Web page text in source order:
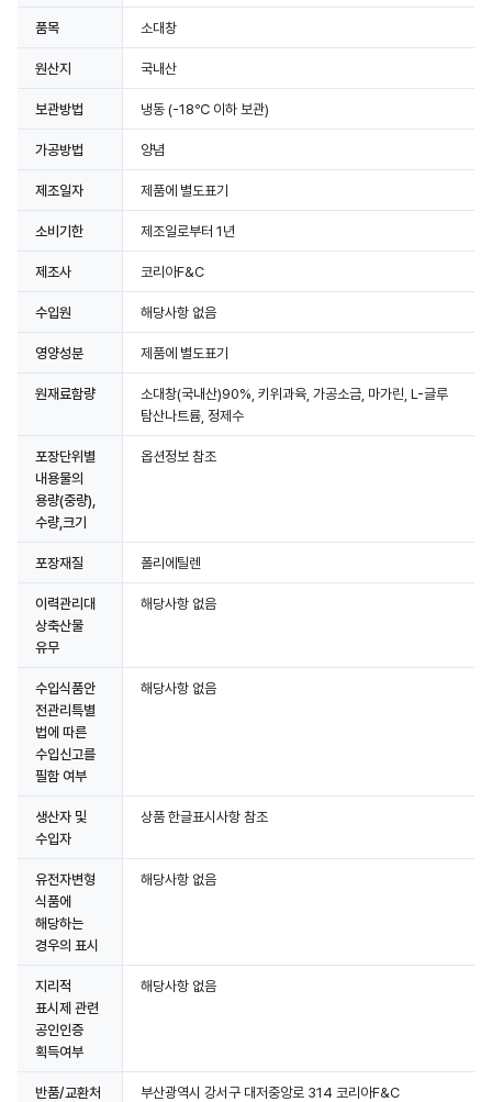
품목 소대창
원산지 국내산
보관방법 냉동 (-18℃ 이하 보관)
가공방법 양념
제조일자 제품에 별도표기
소비기한 제조일로부터 1년
제조사 코리아F&C
수입원 해당사항 없음
영양성분 제품에 별도표기
원재료함량
소대창(국내산)90%, 키위과육, 가공소금, 마가린, L-글루
탐산나트륨, 정제수
포장단위별
내용물의
용량(중량),
수량,크기
옵션정보 참조
포장재질 폴리에틸렌
이력관리대
상축산물
유무
해당사항 없음
수입식품안
전관리특별
법에 따른
수입신고를
필함 여부
해당사항 없음
생산자 및
수입자
상품 한글표시사항 참조
유전자변형
식품에
해당하는
경우의 표시
해당사항 없음
지리적
표시제 관련
공인인증
획득여부
해당사항 없음
반품/교환처 부산광역시 강서구 대저중앙로 314 코리아F&C